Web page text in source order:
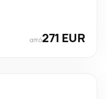
από271 EUR